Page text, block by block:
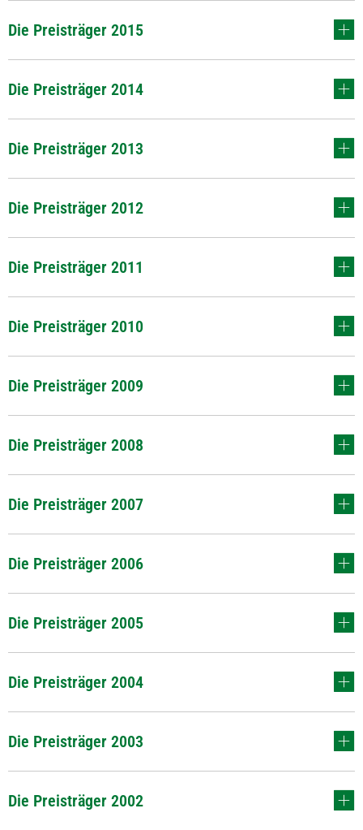
Die Preisträger 2015
Die Preisträger 2014
Die Preisträger 2013
Die Preisträger 2012
Die Preisträger 2011
Die Preisträger 2010
Die Preisträger 2009
Die Preisträger 2008
Die Preisträger 2007
Die Preisträger 2006
Die Preisträger 2005
Die Preisträger 2004
Die Preisträger 2003
Die Preisträger 2002